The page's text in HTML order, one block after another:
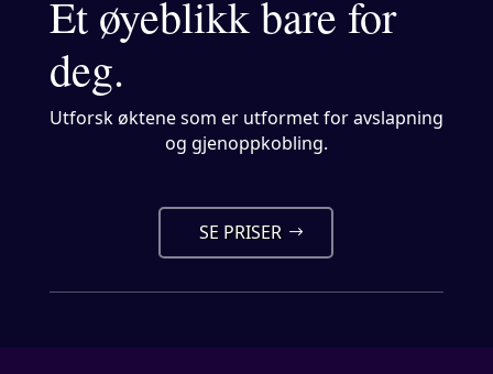
Et øyeblikk bare for
deg.
Utforsk øktene som er utformet for avslapning
og gjenoppkobling.
SE PRISER